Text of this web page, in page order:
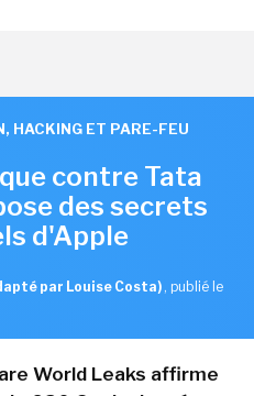
HACKING ET PARE-FEU
contre Tata
des secrets
d'Apple
par Louise Costa) , publié le
World Leaks affirme